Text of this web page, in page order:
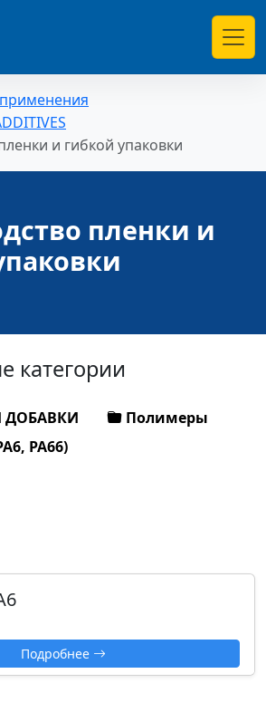
и гибкой упаковки
пленки и
категории
ДОБАВКИ
Полимеры
РА66)
Подробнее